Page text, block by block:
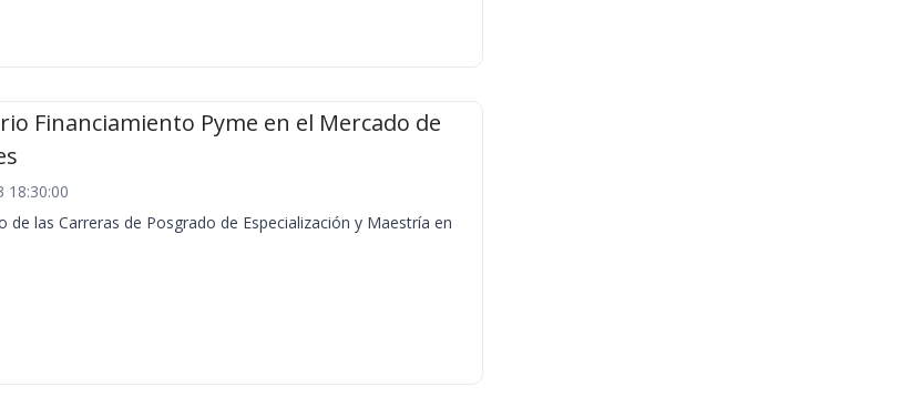
Financiamiento Pyme en el Mercado de
18:30:00
de las Carreras de Posgrado de Especialización y Maestría en